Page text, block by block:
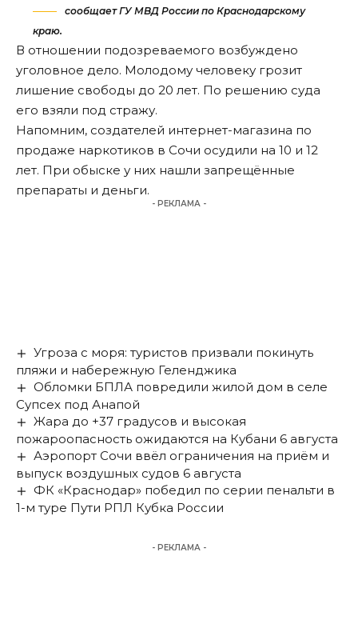
сообщает ГУ МВД России по Краснодарскому
краю.
В отношении подозреваемого возбуждено
уголовное дело. Молодому человеку грозит
лишение свободы до 20 лет. По решению суда
его взяли под стражу.
Напомним, создателей интернет-магазина по
продаже наркотиков в Сочи осудили на 10 и 12
лет. При обыске у них нашли запрещённые
препараты и деньги.
- РЕКЛАМА -
Угроза с моря: туристов призвали покинуть
пляжи и набережную Геленджика
Обломки БПЛА повредили жилой дом в селе
Супсех под Анапой
Жара до +37 градусов и высокая
пожароопасность ожидаются на Кубани 6 августа
Аэропорт Сочи ввёл ограничения на приём и
выпуск воздушных судов 6 августа
ФК «Краснодар» победил по серии пенальти в
1-м туре Пути РПЛ Кубка России
- РЕКЛАМА -